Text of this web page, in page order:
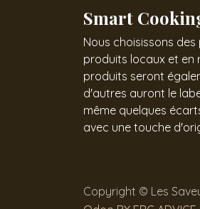
Smart
Nous choisissons
produits locaux et en
produits seront
d'autres auront le
même quelques
avec une touche
Copyright © Les